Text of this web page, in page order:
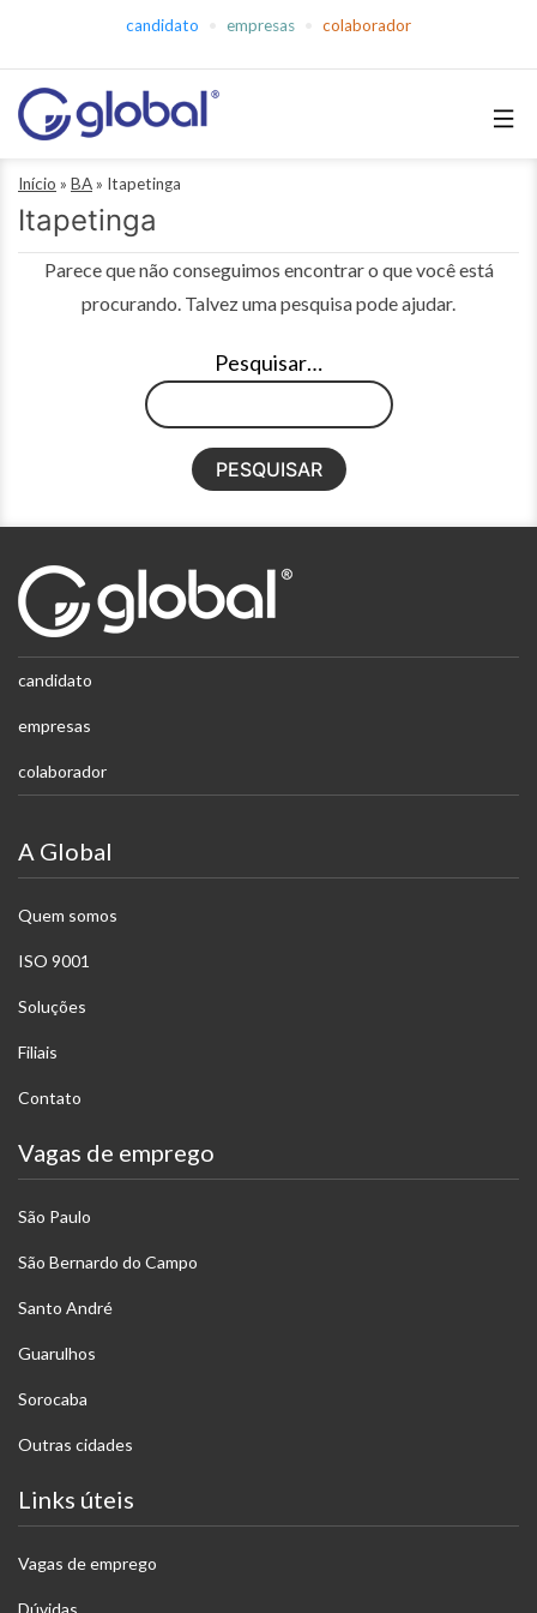
conteúdo
candidato empresas colaborador
Global
Empregos
Início » BA» Itapetinga
Itapetinga
Parece que não conseguimos encontrar o que você está
procurando. Talvez uma pesquisa pode ajudar.
Pesquisar…
candidato
empresas
colaborador
A Global
Quem somos
ISO 9001
Soluções
Filiais
Contato
Vagas de emprego
São Paulo
São Bernardo do Campo
Santo André
Guarulhos
Sorocaba
Outras cidades
Links úteis
Vagas de emprego
Dúvidas